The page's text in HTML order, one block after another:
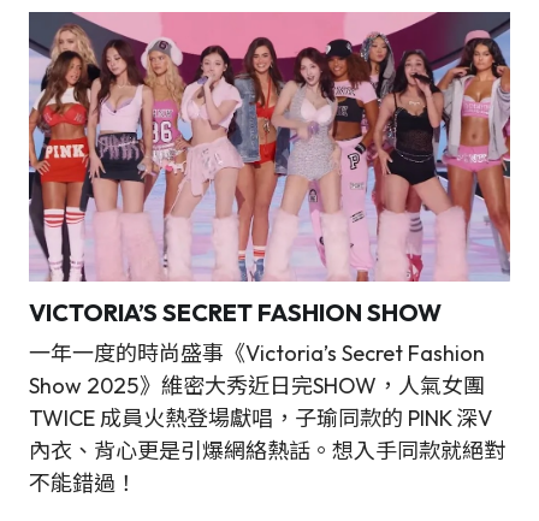
VICTORIA’S SECRET FASHION SHOW
一年一度的時尚盛事《Victoria’s Secret Fashion
Show 2025》維密大秀近日完SHOW，人氣女團
TWICE 成員火熱登場獻唱，子瑜同款的 PINK 深V
內衣、背心更是引爆網絡熱話。想入手同款就絕對
不能錯過！